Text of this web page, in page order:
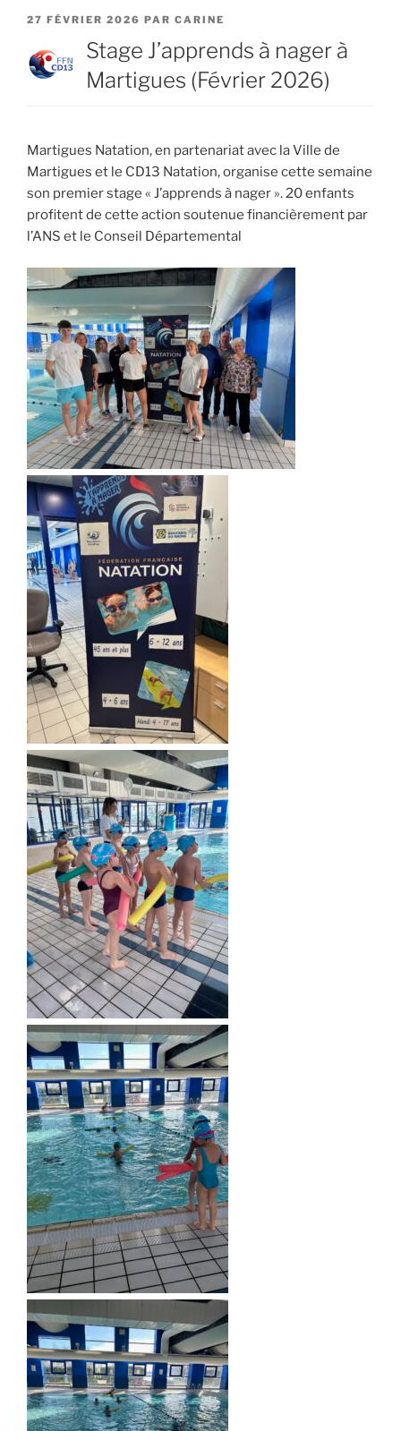
PUBLIÉ
27 FÉVRIER 2026 PAR CARINE
Stage J’apprends à nager à
Martigues (Février 2026)
Martigues Natation, en partenariat avec la Ville de
Martigues et le CD13 Natation, organise cette semaine
son premier stage « J’apprends à nager ». 20 enfants
profitent de cette action soutenue financièrement par
l’ANS et le Conseil Départemental